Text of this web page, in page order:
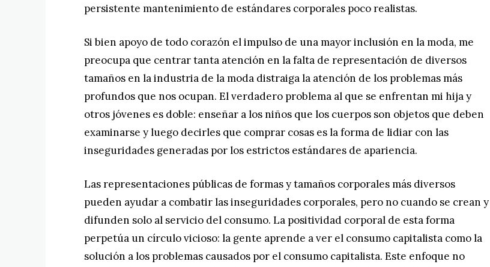
persistente mantenimiento de estándares corporales poco realistas.
Si bien apoyo de todo corazón el impulso de una mayor inclusión en la moda, me
preocupa que centrar tanta atención en la falta de representación de diversos
tamaños en la industria de la moda distraiga la atención de los problemas más
profundos que nos ocupan. El verdadero problema al que se enfrentan mi hija y
otros jóvenes es doble: enseñar a los niños que los cuerpos son objetos que deben
examinarse y luego decirles que comprar cosas es la forma de lidiar con las
inseguridades generadas por los estrictos estándares de apariencia.
Las representaciones públicas de formas y tamaños corporales más diversos
pueden ayudar a combatir las inseguridades corporales, pero no cuando se crean y
difunden solo al servicio del consumo. La positividad corporal de esta forma
perpetúa un círculo vicioso: la gente aprende a ver el consumo capitalista como la
solución a los problemas causados ​​por el consumo capitalista. Este enfoque no